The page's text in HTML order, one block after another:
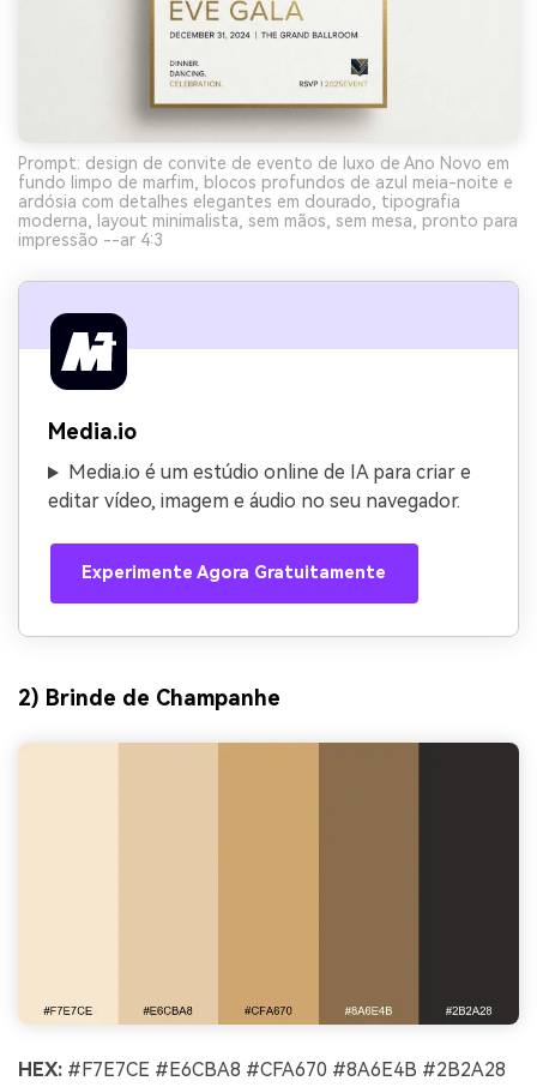
Prompt: design de convite de evento de luxo de Ano Novo em
fundo limpo de marfim, blocos profundos de azul meia-noite e
ardósia com detalhes elegantes em dourado, tipografia
moderna, layout minimalista, sem mãos, sem mesa, pronto para
impressão --ar 4:3
Media.io
Media.io é um estúdio online de IA para criar e
editar vídeo, imagem e áudio no seu navegador.
Experimente Agora Gratuitamente
2) Brinde de Champanhe
HEX: #F7E7CE #E6CBA8 #CFA670 #8A6E4B #2B2A28